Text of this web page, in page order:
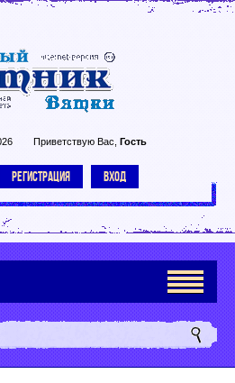
Приветствую Вас Гость
РЕГИСТРАЦИЯ ВХОД